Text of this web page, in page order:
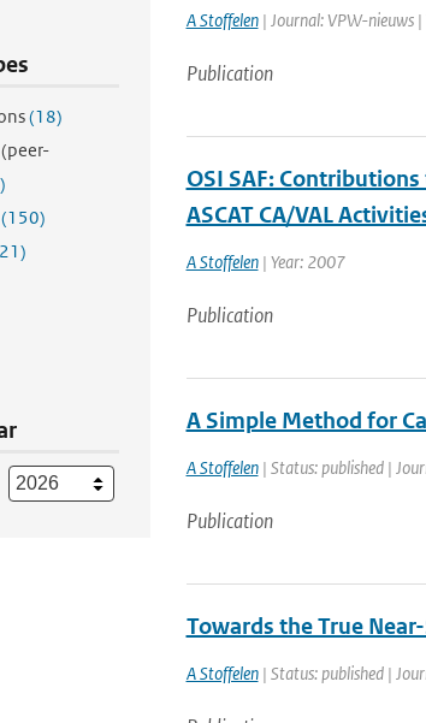
(18)
(150)
A Stoffelen| Journal: VPW-nieuws
Publication
OSI SAF:
ASCAT CA/VAL
A Stoffelen| Year: 2007
Publication
A Simple Method for
A Stoffelen| Status: published |
Publication
Towards the True
A Stoffelen| Status: published |